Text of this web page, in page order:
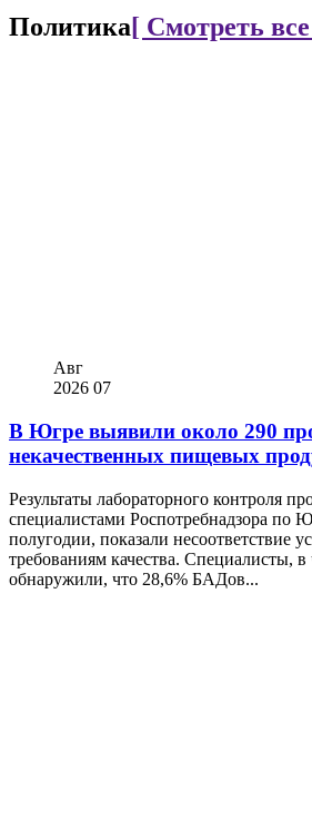
Политика[ Смотреть
Авг
2026 07
В Югре выявили около 290
некачественных пищевых
Результаты лабораторного контроля
специалистами Роспотребнадзора по
полугодии, показали несоответствие
требованиям качества. Специалисты, в
обнаружили, что 28,6% БАДов...